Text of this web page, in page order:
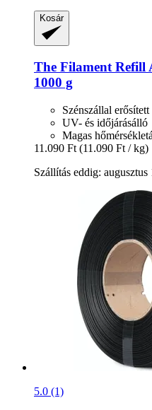
Kosár
The Filament Refill
1000 g
Szénszállal erősített
UV- és időjárásálló
Magas
11.090 Ft (11.090 Ft / kg)
Szállítás eddig: augusztus
5.0 (1)